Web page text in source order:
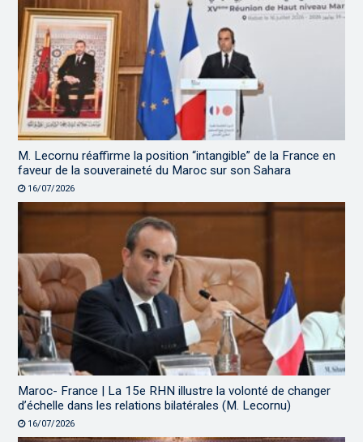
M. Lecornu réaffirme la position “intangible” de la France en
faveur de la souveraineté du Maroc sur son Sahara
16/07/2026
Maroc- France | La 15e RHN illustre la volonté de changer
d’échelle dans les relations bilatérales (M. Lecornu)
16/07/2026